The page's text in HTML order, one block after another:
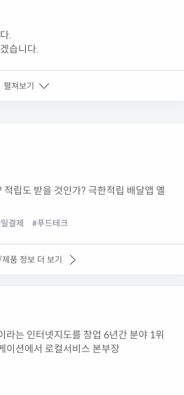
.
습니다.
펼쳐보기
을 것인가? 극한적립 배달앱 옐
결제 #푸드테크
품 정보 더 보기
라는 인터넷지도를 창업 6년간 분야 1위
이션에서 로컬서비스 본부장